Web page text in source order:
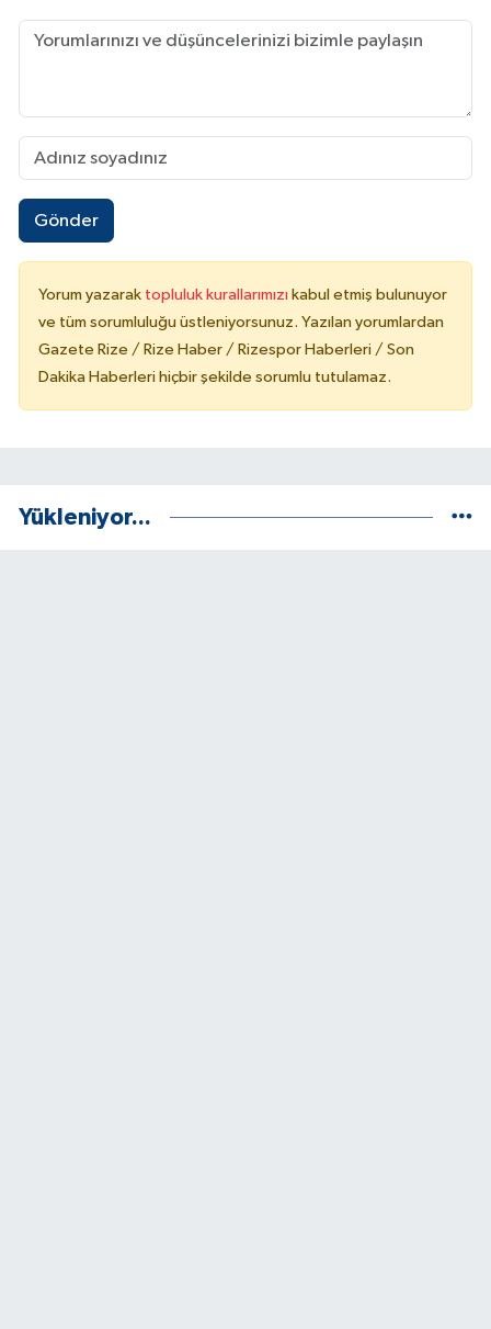
Gönder
Yorum yazarak topluluk kurallarımızı kabul etmiş bulunuyor
ve tüm sorumluluğu üstleniyorsunuz. Yazılan yorumlardan
Gazete Rize / Rize Haber / Rizespor Haberleri / Son
Dakika Haberleri hiçbir şekilde sorumlu tutulamaz.
Yükleniyor...